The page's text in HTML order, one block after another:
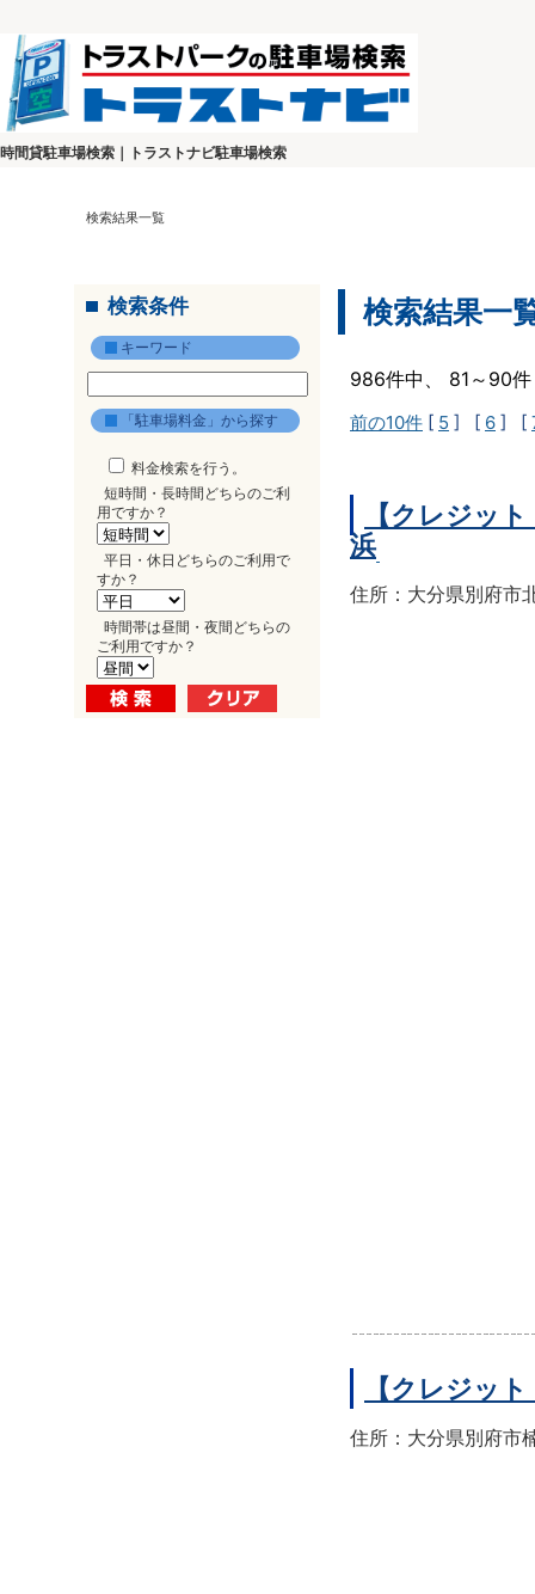
時間貸駐車場検索｜トラストナビ駐車場検索
検索結果一覧
検索条件
キーワード
「駐車場料金」から探す
料金検索を行う。
短時間・長時間どちらのご利
用ですか？
平日・休日どちらのご利用で
すか？
時間帯は昼間・夜間どちらの
ご利用ですか？
検索結果一
986件中、 81～90
前の10件 [ 5 ] [ 6 ] [
【クレジッ
浜
住所：大分県別府市
【クレジッ
住所：大分県別府市